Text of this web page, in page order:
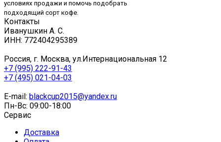
условиях продажи и помочь подобрать
подходящий сорт кофе.
Контакты
Иванушкин А. С.
ИНН: 772404295389
Россия, г. Москва, ул.Интернациональная 12
+7 (995) 222-91-43
+7 (495) 021-04-03
E-mail: blackcup2015@yandex.ru
Пн-Вс: 09:00-18:00
Сервис
Доставка